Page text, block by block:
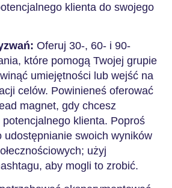
klienta do swojego
Oferuj 30-, 60- i 90-
które pomogą Twojej grupie
umiejętności lub wejść na
celów. Powinieneś oferować
magnet, gdy chcesz
klienta. Poproś
udostępnianie swoich wyników
użyj
aby mogli to zrobić.